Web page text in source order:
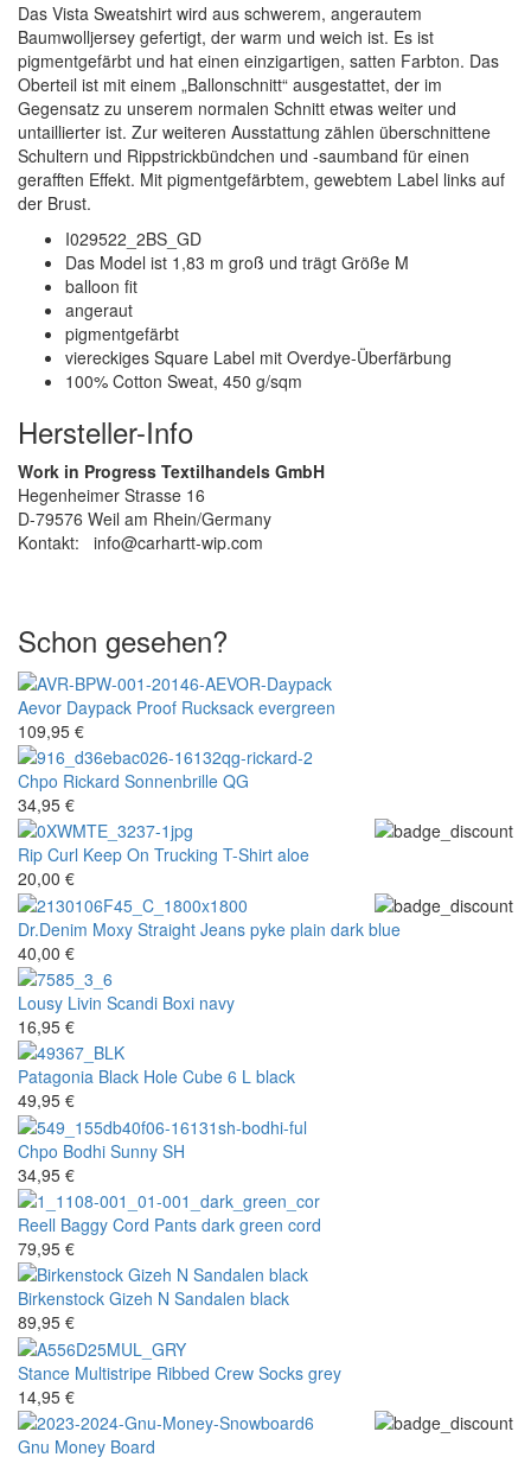
Das Vista Sweatshirt wird aus schwerem, angerautem
Baumwolljersey gefertigt, der warm und weich ist. Es ist
pigmentgefärbt und hat einen einzigartigen, satten Farbton. Das
Oberteil ist mit einem „Ballonschnitt“ ausgestattet, der im
Gegensatz zu unserem normalen Schnitt etwas weiter und
untaillierter ist. Zur weiteren Ausstattung zählen überschnittene
Schultern und Rippstrickbündchen und -saumband für einen
gerafften Effekt. Mit pigmentgefärbtem, gewebtem Label links auf
der Brust.
I029522_2BS_GD
Das Model ist 1,83 m groß und trägt Größe M
balloon fit
angeraut
pigmentgefärbt
viereckiges Square Label mit Overdye-Überfärbung
100% Cotton Sweat, 450 g/sqm
Hersteller-Info
Work in Progress Textilhandels GmbH
Hegenheimer Strasse 16
D-79576 Weil am Rhein/Germany
Kontakt: info@carhartt-wip.com
Schon gesehen?
Aevor Daypack Proof Rucksack evergreen
109,95 €
Chpo Rickard Sonnenbrille QG
34,95 €
Rip Curl Keep On Trucking T-Shirt aloe
20,00 €
Dr.Denim Moxy Straight Jeans pyke plain dark blue
40,00 €
Lousy Livin Scandi Boxi navy
16,95 €
Patagonia Black Hole Cube 6 L black
49,95 €
Chpo Bodhi Sunny SH
34,95 €
Reell Baggy Cord Pants dark green cord
79,95 €
Birkenstock Gizeh N Sandalen black
89,95 €
Stance Multistripe Ribbed Crew Socks grey
14,95 €
Gnu Money Board